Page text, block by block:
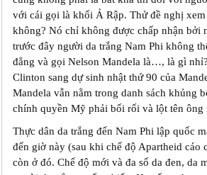
với cái gọi là khối Ả Rập. Thử đề nghị
không? Nó chỉ không được chấp nhận bởi
trước đây người da trắng Nam Phi không
đẳng và gọi Nelson Mandela là…, là gì
Clinton sang dự sinh nhật thứ 90 của
Mandela vẫn nằm trong danh sách khủng
chính quyền Mỹ phải bối rối và lột tên ông
Thực dân da trắng đến Nam Phi lập quốc
đến giờ này (sau khi chế độ Apartheid cáo
còn ở đó. Chế độ mới và đa số da đen, da